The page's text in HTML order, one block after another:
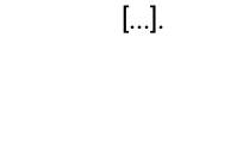
[...].